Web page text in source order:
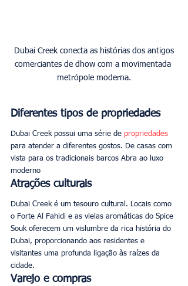
comerciantes de dhow com a movimentada
metrópole moderna.
Diferentes tipos de propriedades
Dubai Creek possui uma série de propriedades
para atender a diferentes gostos. De casas com
vista para os tradicionais barcos Abra ao luxo
moderno
Atrações culturais
Dubai Creek é um tesouro cultural. Locais como
o Forte Al Fahidi e as vielas aromáticas do Spice
Souk oferecem um vislumbre da rica história do
Dubai, proporcionando aos residentes e
visitantes uma profunda ligação às raízes da
cidade.
Varejo e compras